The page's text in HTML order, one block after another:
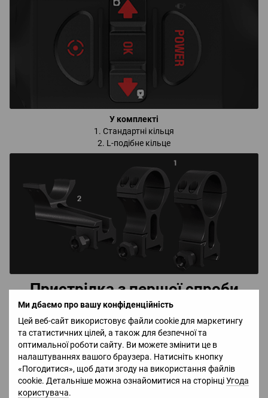
Ми дбаємо про вашу конфіденційність
Цей веб-сайт використовує файли cookie для маркетингу
та статистичних цілей, а також для безпечної та
оптимальної роботи сайту. Ви можете змінити це в
налаштуваннях вашого браузера. Натисніть кнопку
«Погодитися», щоб дати згоду на використання файлів
cookie. Детальніше можна ознайомитися на сторінціУгода
користувача.
У комплекті
1. Стандартні кільця
2. L-подібне кільце
Пристрілка з першої спроби
постріл, відкоректуйте положення мітки — й готово.